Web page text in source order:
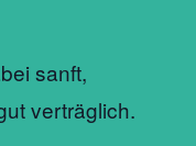
sanft,
verträglich.